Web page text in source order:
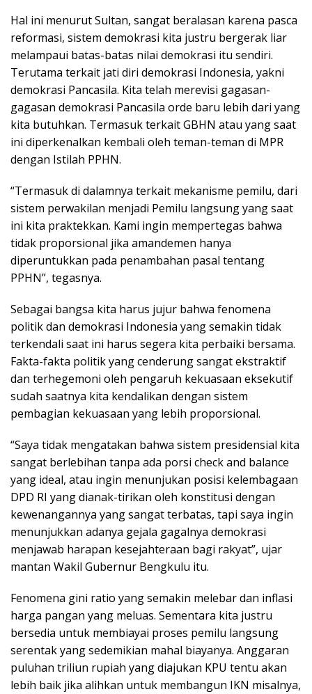
Hal ini menurut Sultan, sangat beralasan karena pasca
reformasi, sistem demokrasi kita justru bergerak liar
melampaui batas-batas nilai demokrasi itu sendiri.
Terutama terkait jati diri demokrasi Indonesia, yakni
demokrasi Pancasila. Kita telah merevisi gagasan-
gagasan demokrasi Pancasila orde baru lebih dari yang
kita butuhkan. Termasuk terkait GBHN atau yang saat
ini diperkenalkan kembali oleh teman-teman di MPR
dengan Istilah PPHN.
“Termasuk di dalamnya terkait mekanisme pemilu, dari
sistem perwakilan menjadi Pemilu langsung yang saat
ini kita praktekkan. Kami ingin mempertegas bahwa
tidak proporsional jika amandemen hanya
diperuntukkan pada penambahan pasal tentang
PPHN”, tegasnya.
Sebagai bangsa kita harus jujur bahwa fenomena
politik dan demokrasi Indonesia yang semakin tidak
terkendali saat ini harus segera kita perbaiki bersama.
Fakta-fakta politik yang cenderung sangat ekstraktif
dan terhegemoni oleh pengaruh kekuasaan eksekutif
sudah saatnya kita kendalikan dengan sistem
pembagian kekuasaan yang lebih proporsional.
“Saya tidak mengatakan bahwa sistem presidensial kita
sangat berlebihan tanpa ada porsi check and balance
yang ideal, atau ingin menunjukan posisi kelembagaan
DPD RI yang dianak-tirikan oleh konstitusi dengan
kewenangannya yang sangat terbatas, tapi saya ingin
menunjukkan adanya gejala gagalnya demokrasi
menjawab harapan kesejahteraan bagi rakyat”, ujar
mantan Wakil Gubernur Bengkulu itu.
Fenomena gini ratio yang semakin melebar dan inflasi
harga pangan yang meluas. Sementara kita justru
bersedia untuk membiayai proses pemilu langsung
serentak yang sedemikian mahal biayanya. Anggaran
puluhan triliun rupiah yang diajukan KPU tentu akan
lebih baik jika alihkan untuk membangun IKN misalnya,